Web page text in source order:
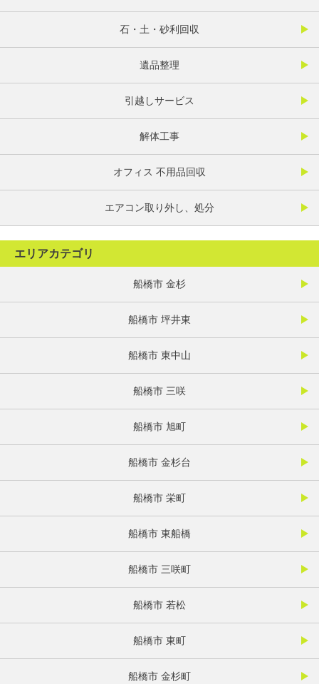
石・土・砂利回収
遺品整理
引越しサービス
解体工事
オフィス 不用品回収
エアコン取り外し、処分
エリアカテゴリ
船橋市 金杉
船橋市 坪井東
船橋市 東中山
船橋市 三咲
船橋市 旭町
船橋市 金杉台
船橋市 栄町
船橋市 東船橋
船橋市 三咲町
船橋市 若松
船橋市 東町
船橋市 金杉町